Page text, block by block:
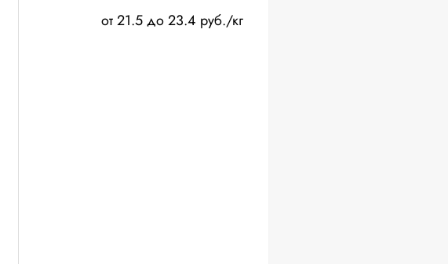
от 21.5 до 23.4 руб./кг